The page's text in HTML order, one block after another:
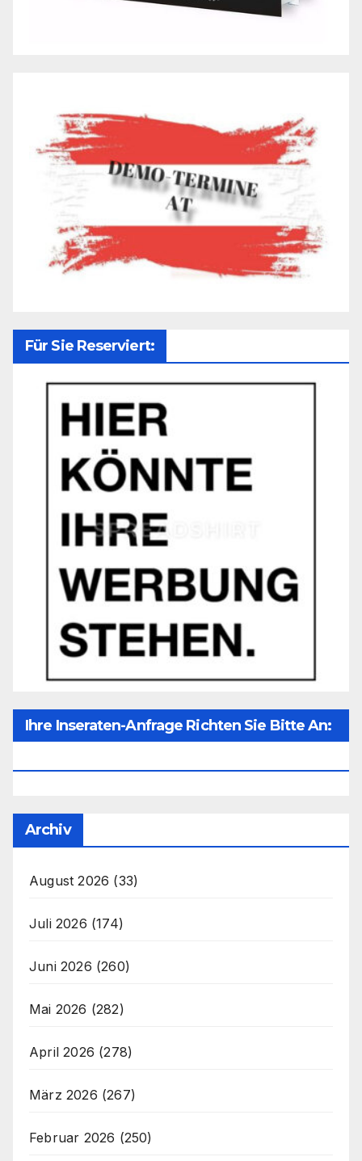
Für Sie Reserviert:
Ihre Inseraten-Anfrage Richten Sie Bitte An:
Archiv
August 2026 (33)
Juli 2026 (174)
Juni 2026 (260)
Mai 2026 (282)
April 2026 (278)
März 2026 (267)
Februar 2026 (250)